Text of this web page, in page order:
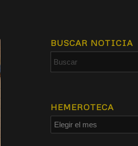
BUSCAR NOTICIA
HEMEROTECA